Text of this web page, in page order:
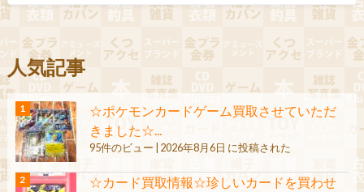
人気記事
☆ポケモンカードゲーム買取させていただ
きました☆...
95件のビュー | 2026年8月6日 に投稿された
☆カード買取情報☆珍しいカードを買わせ